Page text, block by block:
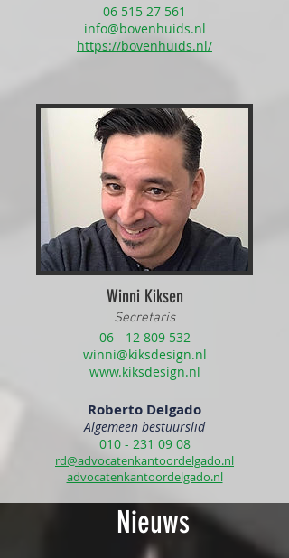
06 515 27 561
info@bovenhuids.nl
https://bovenhuids.nl/
Winni Kiksen
Secretaris
06 - 12 809 532
winni@kiksdesign.nl
www.kiksdesign.nl
Roberto Delgado
Algemeen bestuurslid
010 - 231 09 08
rd@advocatenkantoordelgado.nl
advocatenkantoordelgado.nl
Nieuws